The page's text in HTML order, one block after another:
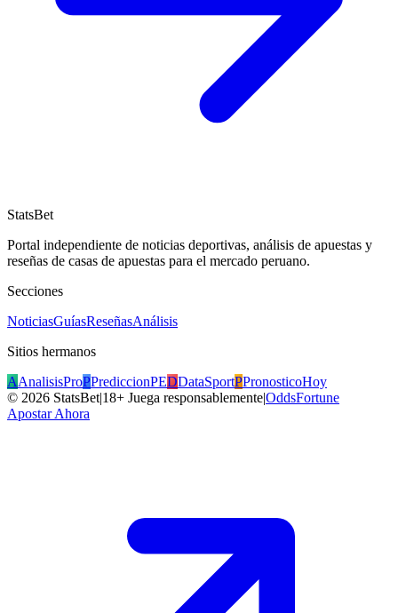
StatsBet
Portal independiente de noticias deportivas, análisis de apuestas y
reseñas de casas de apuestas para el mercado peruano.
Secciones
NoticiasGuíasReseñasAnálisis
Sitios hermanos
AAnalisisProPPrediccionPEDDataSportPPronosticoHoy
© 2026 StatsBet|18+ Juega responsablemente|OddsFortune
Apostar Ahora